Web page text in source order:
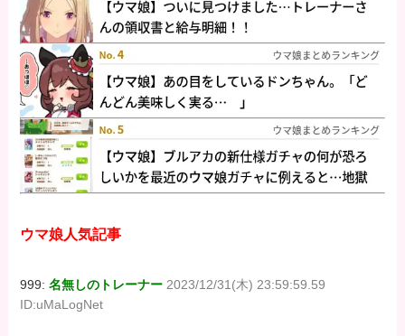
ウマ娘人気記事
999:名無しのトレーナー 2023/12/31(木) 23:59:59.59
ID:uMaLogNet